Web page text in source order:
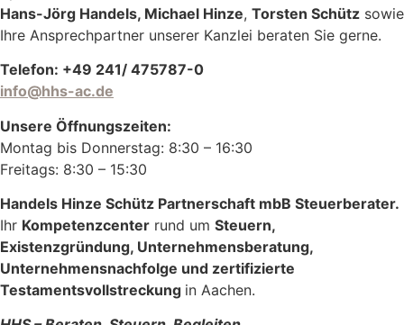
Hans-Jörg Handels, Michael Hinze, Torsten Schütz sowie
Ihre Ansprechpartner unserer Kanzlei beraten Sie gerne.
Telefon: +49 241/ 475787-0
info@hhs-ac.de
Unsere Öffnungszeiten:
Montag bis Donnerstag: 8:30 – 16:30
Freitags: 8:30 – 15:30
Handels Hinze Schütz Partnerschaft mbB Steuerberater.
Ihr Kompetenzcenter rund um Steuern,
Existenzgründung, Unternehmensberatung,
Unternehmensnachfolge und zertifizierte
Testamentsvollstreckung in Aachen.